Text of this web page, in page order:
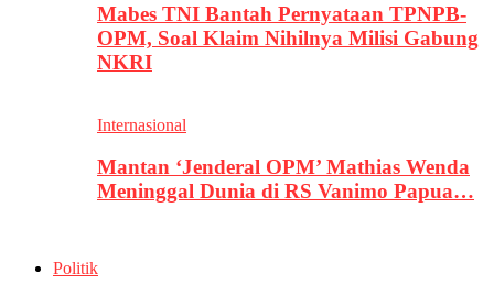
Mabes TNI Bantah Pernyataan TPNPB-
OPM, Soal Klaim Nihilnya Milisi Gabung
NKRI
Internasional
Mantan ‘Jenderal OPM’ Mathias Wenda
Meninggal Dunia di RS Vanimo Papua…
Politik